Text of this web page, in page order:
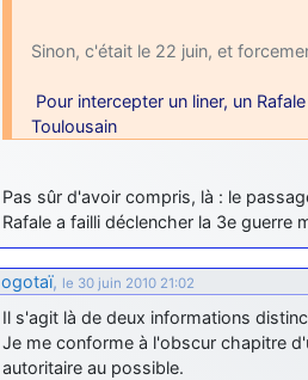
d9pouces: mais tu peux tenter l'un
d9pouces: C'est plutôt après le lycée,
scientifique, tu as donc encore un peu
passionnée par l'aviation militaire ,
le lycée pour s'orienter et pouvoir
d9pouces: lesquels, par exemple ?
mahmoud
les photo des anciens appareils de
d9pouces: Ça me casse quand même
Sinon, c'était le 22 juin, et
Pour intercepter un liner, un
Toulousain
Pas sûr d'avoir compris, là : le
Rafale a failli déclencher la 3e guerre
ogotaï, le 30 juin 2010 21:02
Il s'agit là de deux informations
Je me conforme à l'obscur chapitre
autoritaire au possible.